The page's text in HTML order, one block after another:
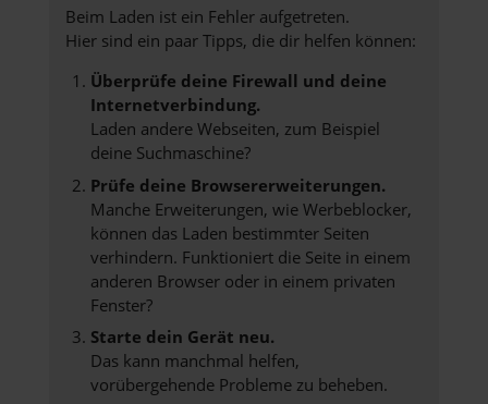
Beim Laden ist ein Fehler aufgetreten.
Hier sind ein paar Tipps, die dir helfen können:
Überprüfe deine Firewall und deine
Internetverbindung.
Laden andere Webseiten, zum Beispiel
deine Suchmaschine?
Prüfe deine Browsererweiterungen.
Manche Erweiterungen, wie Werbeblocker,
können das Laden bestimmter Seiten
verhindern. Funktioniert die Seite in einem
anderen Browser oder in einem privaten
Fenster?
Starte dein Gerät neu.
Das kann manchmal helfen,
vorübergehende Probleme zu beheben.